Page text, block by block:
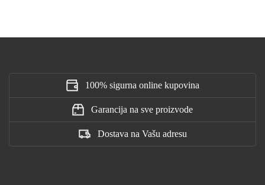
100% sigurna online kupovina
Garancija na sve proizvode
Dostava na Vašu adresu